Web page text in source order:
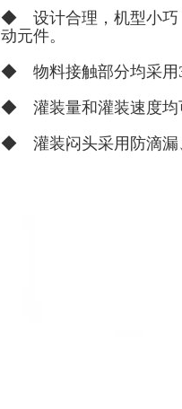
◆ 设计合理，机型小巧
动元件。
◆ 物料接触部分均采用
◆ 灌装量和灌装速度均
◆ 灌装闷头采用防滴漏